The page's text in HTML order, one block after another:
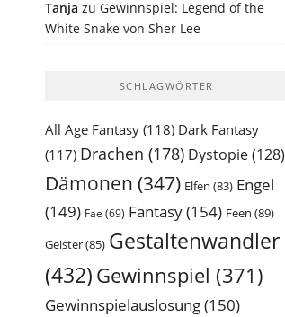
Tanja zu Gewinnspiel: Legend of the
White Snake von Sher Lee
SCHLAGWÖRTER
All Age Fantasy (118) Dark Fantasy
(117) Drachen (178) Dystopie(128)
Dämonen (347) Elfen (83) Engel
(149) Fae (69) Fantasy(154) Feen (89)
Geister(85) Gestaltenwandler
(432) Gewinnspiel (371)
Gewinnspielauslosung(150)